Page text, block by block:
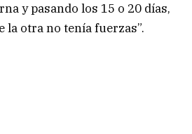
y pasando los 15 o 20 días,
la otra no tenía fuerzas”.